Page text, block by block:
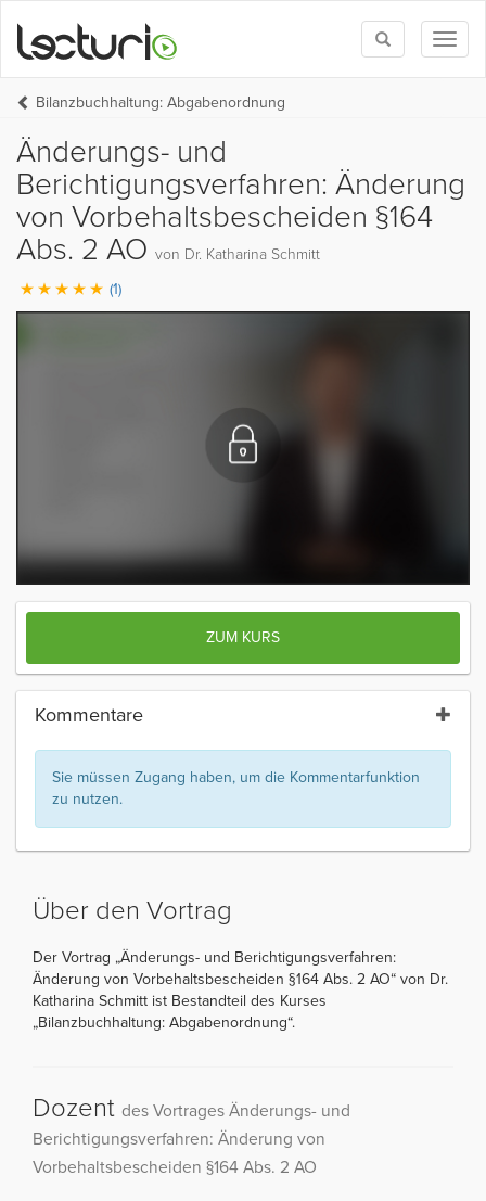
Toggle
search
Bilanzbuchhaltung: Abgabenordnung
Änderungs- und
Berichtigungsverfahren: Änderung
von Vorbehaltsbescheiden §164
Abs. 2 AO von Dr. Katharina Schmitt
(1)
ZUM KURS
Kommentare
Sie müssen Zugang haben, um die Kommentarfunktion
zu nutzen.
Über den Vortrag
Der Vortrag „Änderungs- und Berichtigungsverfahren:
Änderung von Vorbehaltsbescheiden §164 Abs. 2 AO“ von Dr.
Katharina Schmitt ist Bestandteil des Kurses
„Bilanzbuchhaltung: Abgabenordnung“.
Dozent des Vortrages Änderungs- und
Berichtigungsverfahren: Änderung von
Vorbehaltsbescheiden §164 Abs. 2 AO